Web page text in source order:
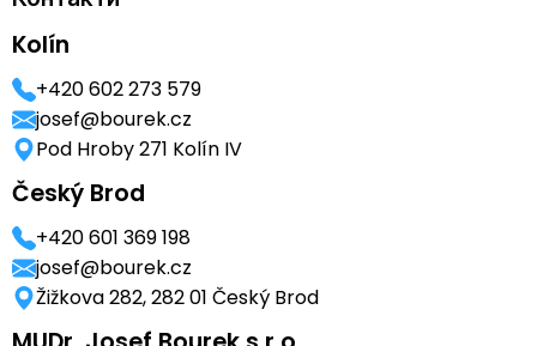
Kolín
+420 602 273 579
josef@bourek.cz
Pod Hroby 271 Kolín IV
Český Brod
+420 601 369 198
josef@bourek.cz
Žižkova 282, 282 01 Český Brod